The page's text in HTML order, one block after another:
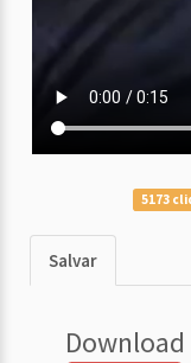
5173
Salvar